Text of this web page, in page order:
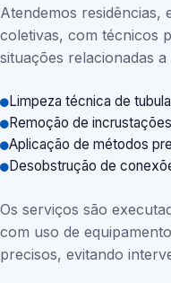
Atendemos residências,
coletivas, com técnicos
situações relacionadas
Limpeza técnica de
Remoção de
Aplicação de métodos
Desobstrução de
Os serviços são
com uso de
precisos, evitando